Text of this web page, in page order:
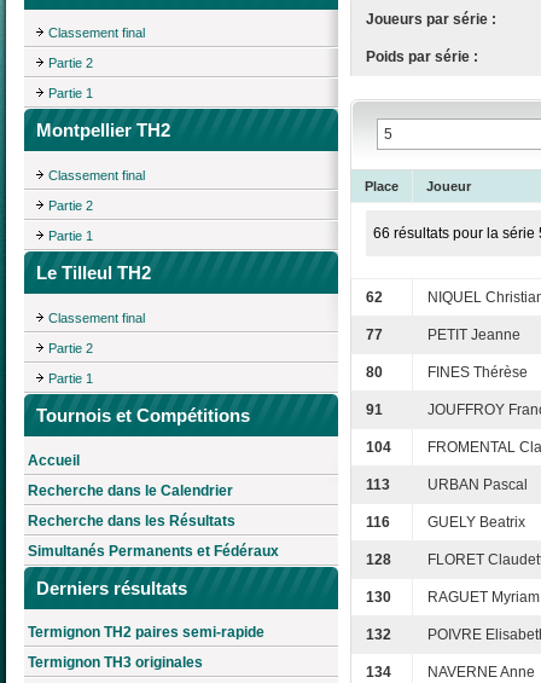
Classement final
Partie 2
Partie 1
Montpellier TH2
Classement final
Partie 2
Partie 1
Le Tilleul TH2
Classement final
Partie 2
Partie 1
Tournois et Compétitions
Accueil
Recherche dans le Calendrier
Recherche dans les Résultats
Simultanés Permanents et Fédéraux
Derniers résultats
Termignon TH2 paires semi-rapide
Termignon TH3 originales
Joueurs par série :
Poids par série :
Place Joueur
66 résultats pour la série
62 NIQUEL
77 PETIT Jeanne
80 FINES Thérèse
91 JOUFFROY
104 FROMENTAL
113 URBAN Pascal
116 GUELY Beatrix
128 FLORET
130 RAGUET Myriam
132 POIVRE
134 NAVERNE Anne